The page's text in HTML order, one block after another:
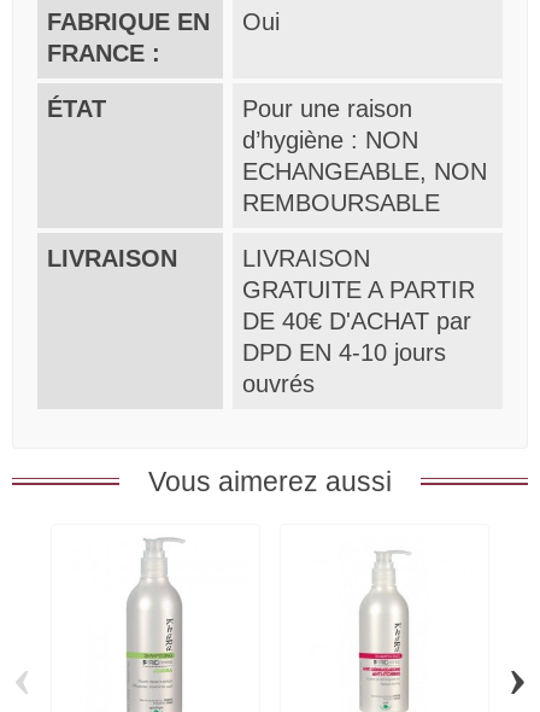
FABRIQUE EN
FRANCE :
Oui
ÉTAT
Pour une raison
d’hygiène : NON
ECHANGEABLE, NON
REMBOURSABLE
LIVRAISON
LIVRAISON
GRATUITE A PARTIR
DE 40€ D'ACHAT par
DPD EN 4-10 jours
ouvrés
Vous aimerez aussi
‹ ›